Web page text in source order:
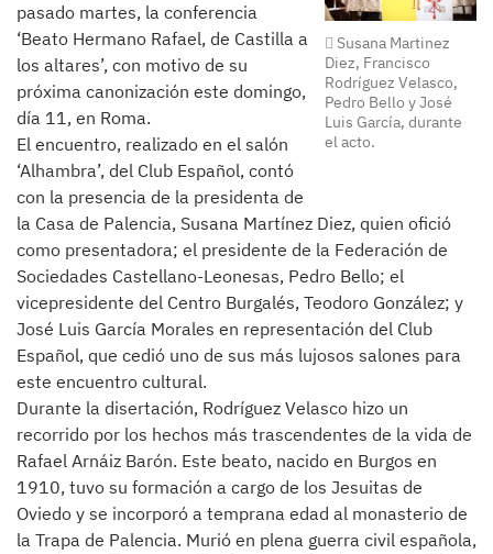
Susana Martinez
Diez, Francisco
Rodríguez Velasco,
Pedro Bello y José
Luis García, durante
el acto.
pasado martes, la conferencia
‘Beato Hermano Rafael, de Castilla a
los altares’, con motivo de su
próxima canonización este domingo,
día 11, en Roma.
El encuentro, realizado en el salón
‘Alhambra’, del Club Español, contó
con la presencia de la presidenta de
la Casa de Palencia, Susana Martínez Diez, quien ofició
como presentadora; el presidente de la Federación de
Sociedades Castellano-Leonesas, Pedro Bello; el
vicepresidente del Centro Burgalés, Teodoro González; y
José Luis García Morales en representación del Club
Español, que cedió uno de sus más lujosos salones para
este encuentro cultural.
Durante la disertación, Rodríguez Velasco hizo un
recorrido por los hechos más trascendentes de la vida de
Rafael Arnáiz Barón. Este beato, nacido en Burgos en
1910, tuvo su formación a cargo de los Jesuitas de
Oviedo y se incorporó a temprana edad al monasterio de
la Trapa de Palencia. Murió en plena guerra civil española,